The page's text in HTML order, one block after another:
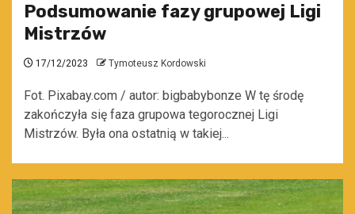
Podsumowanie fazy grupowej Ligi
Mistrzów
17/12/2023 Tymoteusz Kordowski
Fot. Pixabay.com / autor: bigbabybonze W tę środę
zakończyła się faza grupowa tegorocznej Ligi
Mistrzów. Była ona ostatnią w takiej...